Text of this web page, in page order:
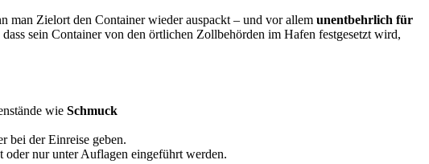
man Zielort den Container wieder auspackt – und vor allem unentbehrlich für
sein Container von den örtlichen Zollbehörden im Hafen festgesetzt wird,
wie Schmuck
bei der Einreise geben.
nur unter Auflagen eingeführt werden.